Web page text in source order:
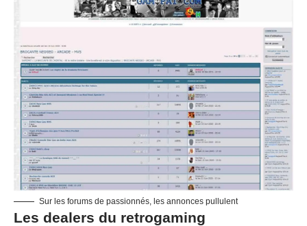
Sur les forums de passionnés, les annonces pullulent
Les dealers du retrogaming